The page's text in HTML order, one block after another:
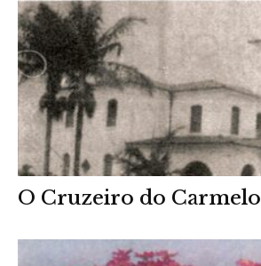
O Cruzeiro do Carmelo